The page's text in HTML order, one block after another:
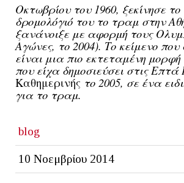
Οκτωβρίου του 1960, ξεκίνησε
δρομολόγιό του το τραμ στην
ξανάνοιξε με αφορμή τους
Αγώνες, το 2004). Το κείμενο που
είναι μια πιο εκτεταμένη μορφή
Καθημερινής το 2005, σε ένα
για το τραμ.
blog
10 Νοεμβρίου 2014